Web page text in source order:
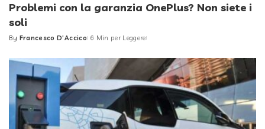
Problemi con la garanzia OnePlus? Non siete i
soli
Posted
By Francesco D'Accico 6 Min per Leggere